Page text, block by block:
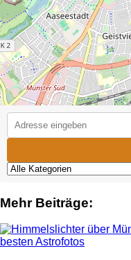
Mehr Beiträge: